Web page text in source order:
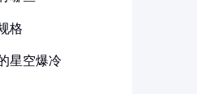
格
星空爆冷